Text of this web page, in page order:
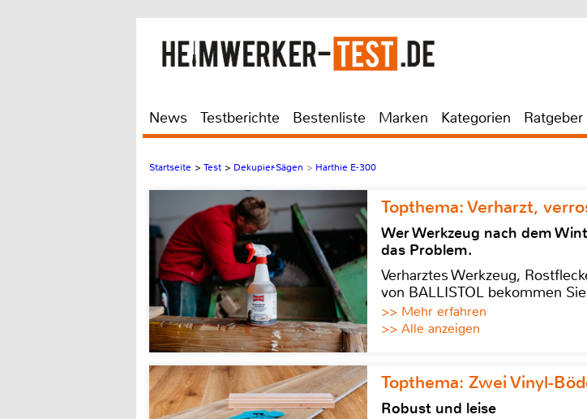
News Testberichte Bestenliste Marken Kategorien Ratgeber
Startseite > Test > Dekupier-Sägen > Harthie E-300
Topthema: Verharzt,
Wer Werkzeug nach dem
das Problem.
Verharztes Werkzeug,
von BALLISTOL bekommen
>> Mehr erfahren
>> Alle anzeigen
Topthema: Zwei Vinyl-
Robust und leise